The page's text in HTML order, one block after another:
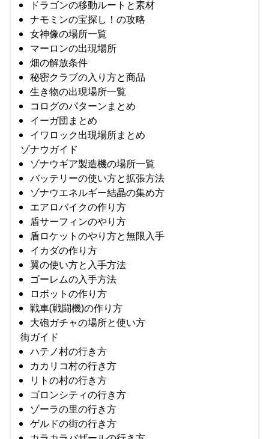
ドラゴンの移動ルートと素材
ナモミンの宝探し！の攻略
女神像の場所一覧
マーロンの出現場所
畑の解放条件
秘密クラブの入り方と商品
生き物の出現場所一覧
コログのパターンまとめ
イーガ団まとめ
イワロック出現場所まとめ
ゾナウガイド
ゾナウギア製造機の場所一覧
バッテリーの使い方と拡張方法
ゾナウエネルギー結晶の集め方
エアロバイクの作り方
盾サーフィンのやり方
盾ロケットのやり方と無限入手
イカダの作り方
翼の使い方と入手方法
ゴーレムの入手方法
ロボットの作り方
戦車(戦闘機)の作り方
大砲ガチャの場所と使い方
街ガイド
ハテノ村の行き方
カカリコ村の行き方
リトの村の行き方
ゴロンシティの行き方
ゾーラの里の行き方
ゲルドの街の行き方